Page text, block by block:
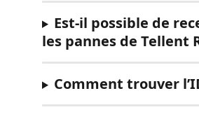
Est-il possible de
les pannes de Tellent
Comment trouver